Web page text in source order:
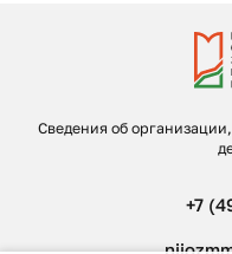
Сведения об
+7